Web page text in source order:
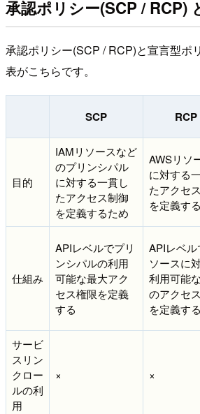
承認ポリシー(SCP / RCP)
承認ポリシー(SCP / RCP)と宣言型ポ
表がこちらです。
SCP RCP
目的
IAMリソースなど
のプリンシパル
に対する一貫し
たアクセス制御
を定義するため
AWSリソ
に対する
たアクセ
を定義す
仕組み
APIレベルでプリ
ンシパルの利用
可能な最大アク
セス権限を定義
する
APIレベル
ソースに
利用可能
のアクセ
を定義する
サービ
スリン
クロー
ルの利
用
× ×